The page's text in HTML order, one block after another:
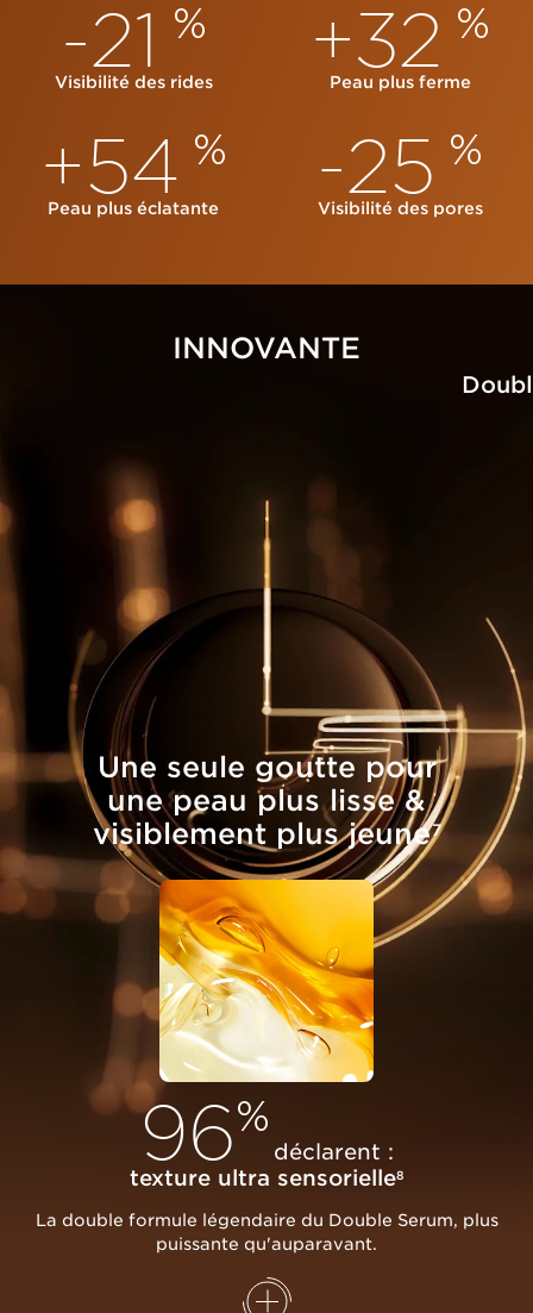
-21 %
Visibilité des rides
+32 %
Peau plus ferme
+54 %
Peau plus éclatante
-25 %
Visibilité des pores
INNOVANTE
Une seule goutte pour
une peau plus lisse &
visiblement plus jeune7
96%
déclarent :
texture ultra sensorielle8
La double formule légendaire du Double Serum, plus
puissante qu'auparavant.